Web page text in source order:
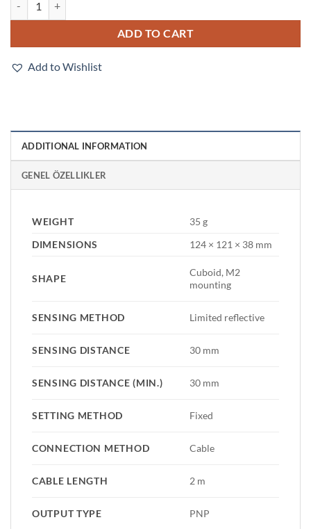
ADD TO CART
Add to Wishlist
ADDITIONAL INFORMATION
GENEL ÖZELLIKLER
WEIGHT
35 g
DIMENSIONS
124 × 121 × 38 mm
SHAPE
Cuboid, M2
mounting
SENSING METHOD Limited reflective
SENSING DISTANCE 30 mm
SENSING DISTANCE (MIN.) 30 mm
SETTING METHOD Fixed
CONNECTION METHOD Cable
CABLE LENGTH 2 m
OUTPUT TYPE PNP